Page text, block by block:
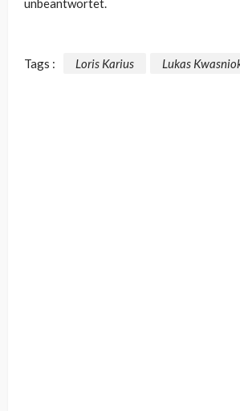
unbeantwortet.
Tags : Loris Karius Lukas